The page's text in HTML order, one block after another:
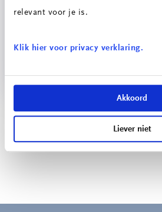
relevant voor je is.
Klik hier voor privacy verklaring.
Akkoord
Liever niet
Festo x ITEM: Het